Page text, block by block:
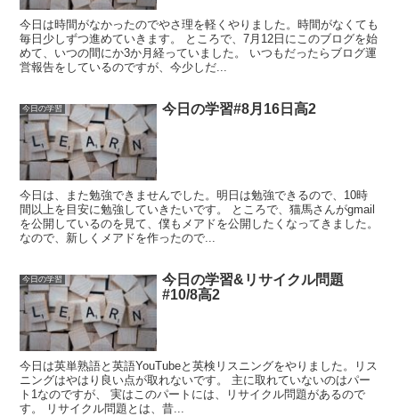
今日は時間がなかったのでやさ理を軽くやりました。時間がなくても
毎日少しずつ進めていきます。 ところで、7月12日にこのブログを始
めて、いつの間にか3か月経っていました。 いつもだったらブログ運
営報告をしているのですが、今少しだ...
今日の学習 今日の学習#8月16日高2
今日は、また勉強できませんでした。明日は勉強できるので、10時
間以上を目安に勉強していきたいです。 ところで、猫馬さんがgmail
を公開しているのを見て、僕もメアドを公開したくなってきました。
なので、新しくメアドを作ったので...
今日の学習
今日の学習&リサイクル問題
#10/8高2
今日は英単熟語と英語YouTubeと英検リスニングをやりました。リス
ニングはやはり良い点が取れないです。 主に取れていないのはパー
ト1なのですが、 実はこのパートには、リサイクル問題があるので
す。 リサイクル問題とは、昔...